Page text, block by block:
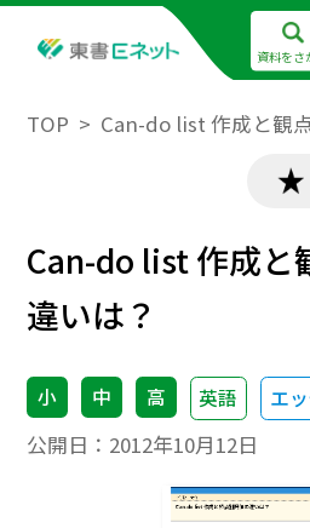
資料をさ
TOP Can-do list 作成と観
Can-do list 作成と
違いは？
小 中 高 英語 エ
公開日： 2012年10月12日